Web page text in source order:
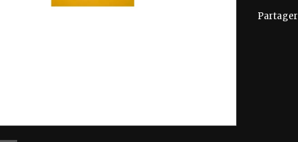
Partager